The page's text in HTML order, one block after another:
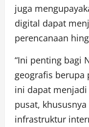
juga
digital dapat
perencanaan
“Ini penting bagi
geografis berupa
ini dapat
pusat,
infrastruktur